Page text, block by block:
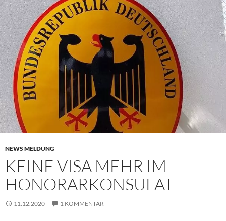
NEWS MELDUNG
KEINE VISA MEHR IM
HONORARKONSULAT
11.12.2020 1 KOMMENTAR